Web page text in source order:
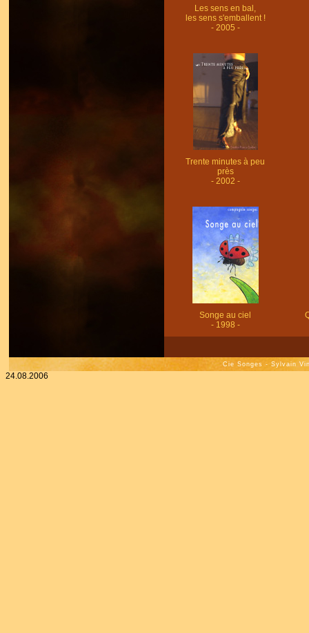
Les sens en bal,
les sens s'emballent !
- 2005 -
Trente minutes à peu
près
- 2002 -
Songe au ciel
- 1998 -
Cie Songes - Sylvain
24.08.2006